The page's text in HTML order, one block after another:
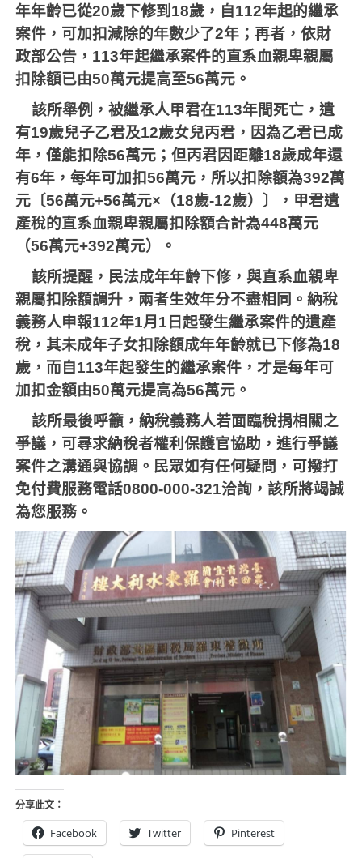
年年齡已從20歲下修到 18歲，自112年起的繼承
案件，可加扣減除的年數少了2年；再者，依財
政部公告， 113年起繼承案件的直系血親卑親屬
扣除額已由50萬元提高至56萬元。
該所舉例，被繼承人甲君在113年間死亡，遺
有19歲兒子乙君及12歲女兒丙君，因為乙君已成
年，僅能扣除56萬元；但丙君因距離18歲成年還
有6年，每年可加扣56萬元，所以扣除額為392萬
元〔56萬元+56萬元×（18歲-12歲）〕，甲君遺
產稅的直系血親卑親屬扣除額合計為448萬元
（56萬元+392萬元）。
該所提醒，民法成年年齡下修，與直系血親卑
親屬扣除額調升，兩者生效年分不盡相同。納稅
義務人申報112年1月 1 日起發生繼承案件的遺產
稅，其未成年子女扣除額成年年齡就已下修為18
歲，而自113年起發生的繼承案件，才是每年可
加扣金額由50萬元提高為56萬元。
該所最後呼籲，納稅義務人若面臨稅捐相關之
爭議，可尋求納稅者權利保護官協助，進行爭議
案件之溝通與協調。民眾如有任何疑問，可撥打
免付費服務電話0800-000-321洽詢，該所將竭誠
為您服務。
分享此文：
Facebook Twitter Pinterest